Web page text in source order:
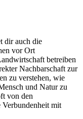
dir auch die
vor Ort
betreiben
Nachbarschaft zur
zu verstehen, wie
und Natur zu
von den
Verbundenheit mit